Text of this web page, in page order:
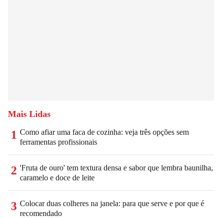
Mais Lidas
1 Como afiar uma faca de cozinha: veja três opções sem
ferramentas profissionais
2 'Fruta de ouro' tem textura densa e sabor que lembra baunilha,
caramelo e doce de leite
3 Colocar duas colheres na janela: para que serve e por que é
recomendado